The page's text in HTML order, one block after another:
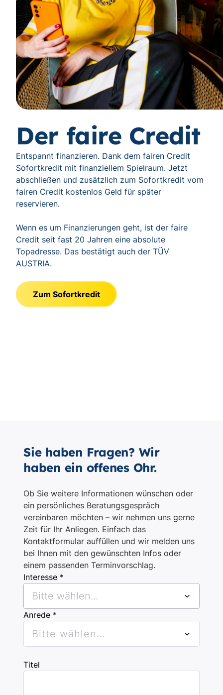
Sie haben Fragen? Wir
haben ein offenes Ohr.
Ob Sie weitere Informationen wünschen oder
ein persönliches Beratungsgespräch
vereinbaren möchten – wir nehmen uns gerne
Zeit für Ihr Anliegen. Einfach das
Kontaktformular auffüllen und wir melden uns
bei Ihnen mit den gewünschten Infos oder
einem passenden Terminvorschlag.
Interesse *
Bitte wählen...
Anrede *
Bitte wählen...
Titel